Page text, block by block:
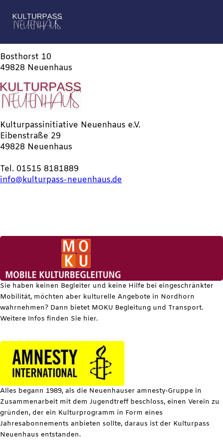
Bosthorst 10
49828 Neuenhaus
Kulturpassinitiative Neuenhaus e.V.
Eibenstraße 29
49828 Neuenhaus
Tel. 01515 8181889
info@kulturpass-neuenhaus.de
Sie haben keinen Begleiter und keine Hilfe bei eingeschränkter
Mobilität, möchten aber kulturelle Angebote in Nordhorn
wahrnehmen? Dann bietet MOKU Begleitung und Transport.
Weitere Infos finden Sie hier.
Alles begann 1989, als die Neuenhauser amnesty-Gruppe in
Zusammenarbeit mit dem Jugendtreff beschloss, einen Verein zu
gründen, der ein Kulturprogramm in Form eines
Jahresabonnements anbieten sollte, daraus ist der Kulturpass
Neuenhaus entstanden.